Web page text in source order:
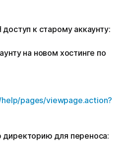
к старому аккаунту:
на новом хостинге по
pages/viewpage.action?
для переноса: